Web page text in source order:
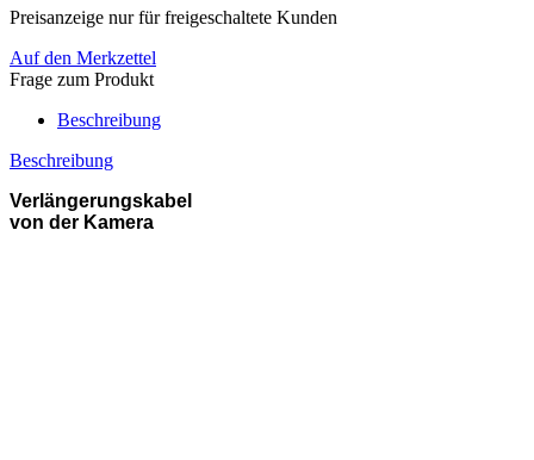
Preisanzeige nur für freigeschaltete Kunden
Auf den Merkzettel
Frage zum Produkt
Beschreibung
Beschreibung
Verlängerungskabel
von der Kamera